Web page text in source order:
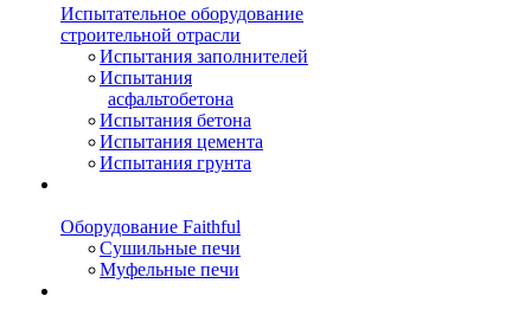
Испытательное оборудование
строительной отрасли
Испытания заполнителей
Испытания
асфальтобетона
Испытания бетона
Испытания цемента
Испытания грунта
Оборудование Faithful
Сушильные печи
Муфельные печи